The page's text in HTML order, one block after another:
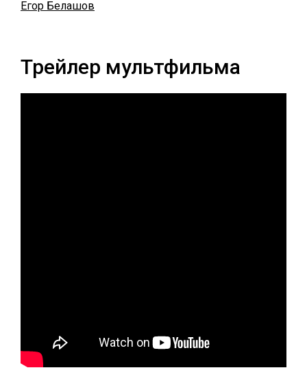
Егор Белашов
Трейлер мультфильма